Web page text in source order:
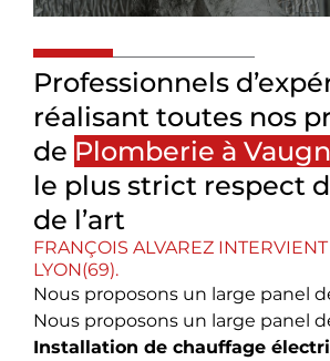
Professionnels
réalisant toutes nos
de Plomberie à
le plus strict respect
de l’art
FRANÇOIS ALVAREZ
LYON(69).
Nous proposons un large panel
Nous proposons un large panel
Installation de chauffage